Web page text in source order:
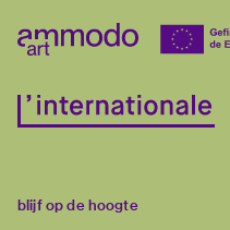
blijf op de hoogte